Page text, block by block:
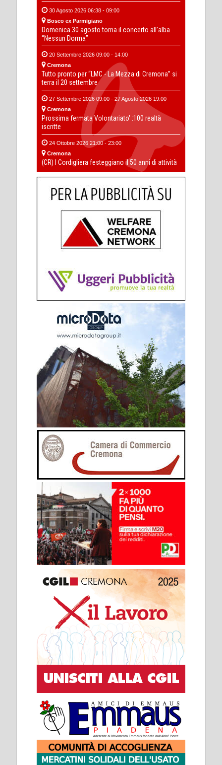
30 Agosto 2026 06:38 - 09:00
Bosco ex Parmigiano
Domenica 30 agosto torna il concerto all’alba
“Nessun Dorma”
20 Settembre 2026 09:00 - 14:00
Cremona
Tutto pronto per “LMC - La Mezza di Cremona” si
terra il 20 settembre
27 Settembre 2026 09:00 - 27 Agosto 2026 19:00
Cremona
Prossima fermata Volontariato' :100 realtà
iscritte
24 Ottobre 2026 21:00 - 23:00
Cremona
(CR) I Cordigliera festeggiano il 50 anni di attività